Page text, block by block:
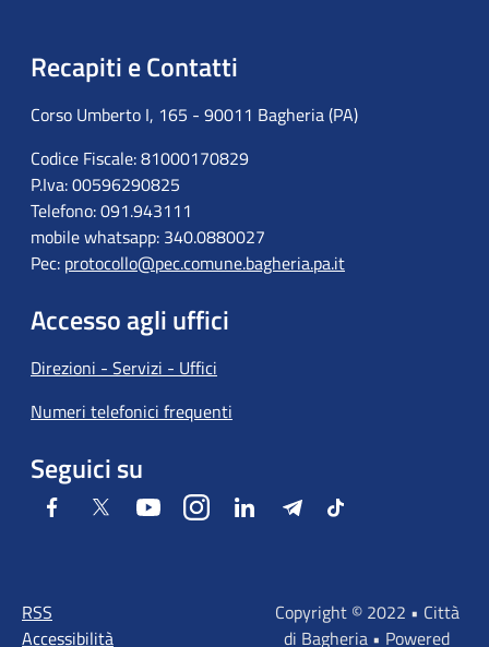
Recapiti e Contatti
Corso Umberto I, 165 - 90011 Bagheria (PA)
Codice Fiscale: 81000170829
P.Iva: 00596290825
Telefono: 091.943111
mobile whatsapp: 340.0880027
Pec: protocollo@pec.comune.bagheria.pa.it
Accesso agli uffici
Direzioni - Servizi - Uffici
Numeri telefonici frequenti
Seguici su
Facebook Twitter YoutubeInstagramLinkedIn TelegramTiktok
RSS
Accessibilità
Copyright © 2022 • Città
di Bagheria • Powered